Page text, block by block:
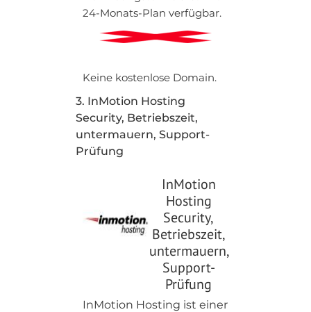
24-Monats-Plan verfügbar.
Keine kostenlose Domain.
3. InMotion Hosting
Security, Betriebszeit,
untermauern, Support-
Prüfung
InMotion
Hosting
Security,
Betriebszeit,
untermauern,
Support-
Prüfung
InMotion Hosting ist einer